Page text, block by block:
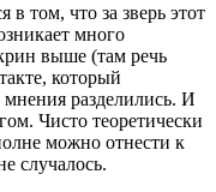
в том, что за зверь этот
много
выше (там речь
который
мнения разделились. И
Чисто теоретически
можно отнести к
случалось.